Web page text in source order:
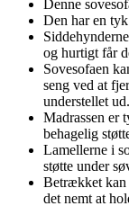
Denne
Den har en
og hurtigt får
Sovesofaen
seng ved at
understellet ud.
Madrassen er
behagelig
Lamellerne i
støtte under
Betrækket kan
det nemt at